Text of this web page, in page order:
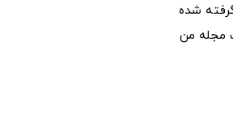
شده
مجله من